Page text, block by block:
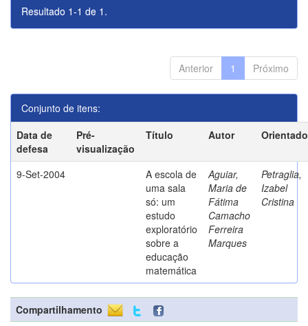
Resultado 1-1 de 1.
Anterior 1 Próximo
Conjunto de itens:
Data de
defesa
Pré-
visualização
Título Autor
9-Set-2004
A escola de
uma sala
só: um
estudo
exploratório
sobre a
educação
matemática
Aguiar,
Maria de
Fátima
Camacho
Ferreira
Marques
Petraglia,
Izabel
Cristina
Compartilhamento